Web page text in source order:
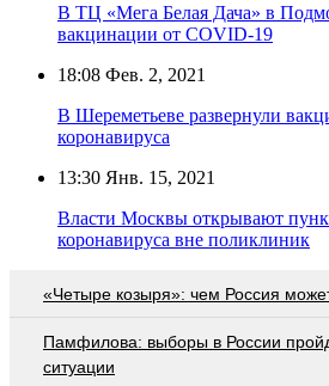
В ТЦ «Мега Белая Дача» в
вакцинации от COVID-19
18:08 Фев. 2, 2021
В Шереметьеве развернули
коронавируса
13:30 Янв. 15, 2021
Власти Москвы открывают
коронавируса вне поликлиник
«Четыре козыря»: чем Россия
Памфилова: выборы в России
ситуации